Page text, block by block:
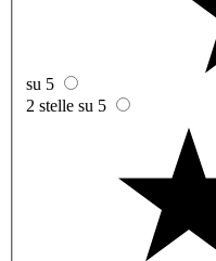
su 5
2 stelle su 5